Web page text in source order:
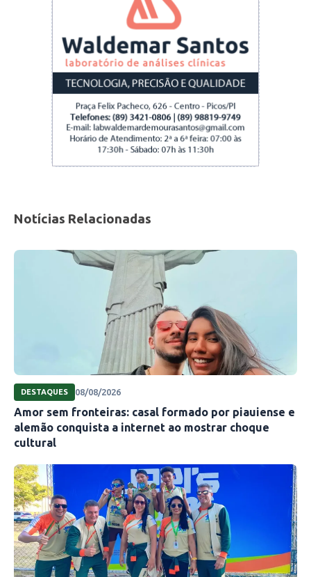
Notícias Relacionadas
DESTAQUES 08/08/2026
Amor sem fronteiras: casal formado por piauiense e
alemão conquista a internet ao mostrar choque
cultural